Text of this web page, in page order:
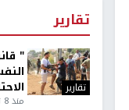
تقارير
تقارير
"
منذ 8 ثواني